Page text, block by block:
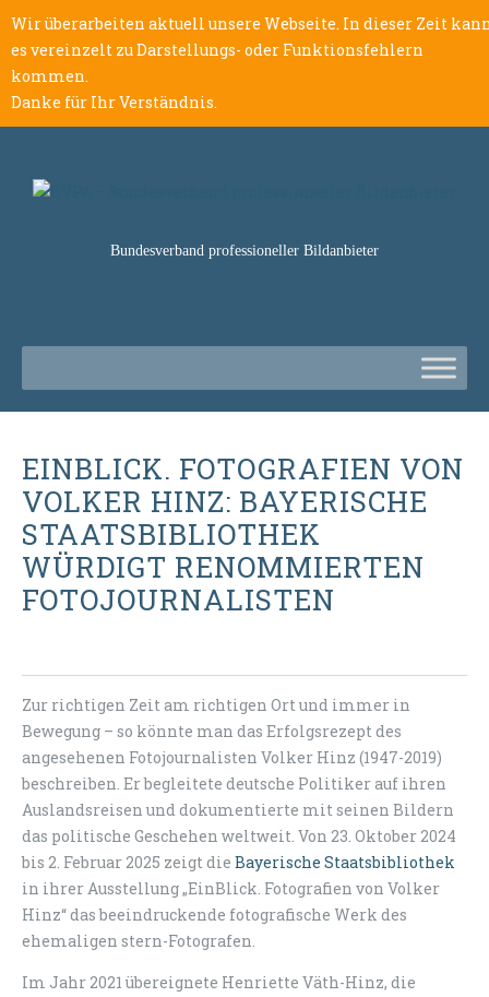
Wir überarbeiten aktuell unsere Webseite. In dieser Zeit
es vereinzelt zu Darstellungs- oder Funktionsfehlern
kommen.
Danke für Ihr Verständnis.
Bundesverband professioneller Bildanbieter
EINBLICK. FOTOGRAFIEN VON
VOLKER HINZ: BAYERISCHE
STAATSBIBLIOTHEK
WÜRDIGT RENOMMIERTEN
FOTOJOURNALISTEN
Zur richtigen Zeit am richtigen Ort und immer in
Bewegung – so könnte man das Erfolgsrezept des
angesehenen Fotojournalisten Volker Hinz (1947-2019)
beschreiben. Er begleitete deutsche Politiker auf ihren
Auslandsreisen und dokumentierte mit seinen Bildern
das politische Geschehen weltweit. Von 23. Oktober 2024
bis 2. Februar 2025 zeigt die Bayerische Staatsbibliothek
in ihrer Ausstellung „EinBlick. Fotografien von Volker
Hinz“ das beeindruckende fotografische Werk des
ehemaligen stern-Fotografen.
Im Jahr 2021 übereignete Henriette Väth-Hinz, die